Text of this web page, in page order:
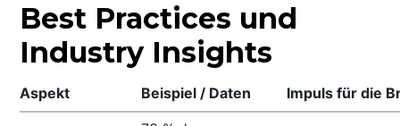
Best Practices und
Industry Insights
Aspekt Beispiel / Daten Impuls für die